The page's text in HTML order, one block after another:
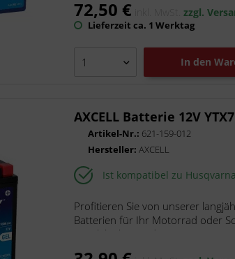
72,50 € inkl. MwSt.zzgl.
Lieferzeit ca. 1 Werktag
In den
AXCELL Batterie 12V
Artikel-Nr.: 621-159-012
Hersteller:AXCELL
Ist kompatibel zu
Profitieren Sie von unserer
Batterien für Ihr Motorrad oder
Langlebigkeit und...